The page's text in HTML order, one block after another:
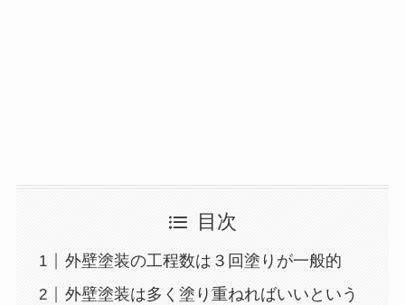
目次
外壁塗装の工程数は３回塗りが一般的
外壁塗装は多く塗り重ねればいいという